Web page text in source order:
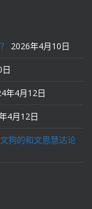
2026年4月10日
年4月12日
4月12日
狗的和文思慧达论